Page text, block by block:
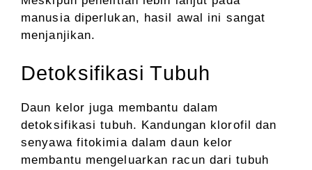
manusia diperlukan, hasil awal ini sangat
menjanjikan.
Detoksifikasi Tubuh
Daun kelor juga membantu dalam
detoksifikasi tubuh. Kandungan klorofil dan
senyawa fitokimia dalam daun kelor
membantu mengeluarkan racun dari tubuh